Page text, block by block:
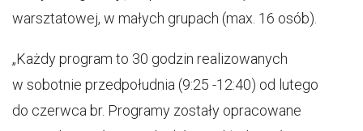
warsztatowej, w małych grupach (max. 16 osób).
„Każdy program to 30 godzin realizowanych
w sobotnie przedpołudnia (9:25 -12:40) od lutego
do czerwca br. Programy zostały opracowane